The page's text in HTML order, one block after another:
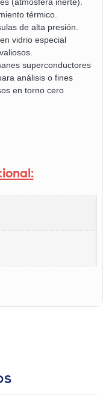
térmico.
de alta presión.
vidrio especial
superconductores
análisis o fines
en torno cero